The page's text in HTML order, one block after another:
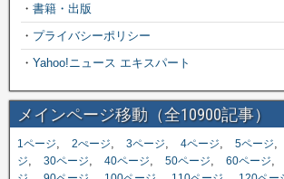
・ 書籍・出版
・ プライバシーポリシー
・ Yahoo!ニュース エキスパート
メインページ移動（全10900記事）
1ページ 2ぺージ 3ページ 4ページ 5ページ
ジ
30ページ 40ページ 50ページ 60ページ